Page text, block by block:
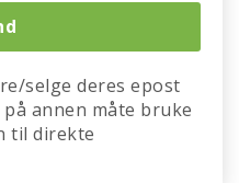
selge deres epost
annen måte bruke
til direkte